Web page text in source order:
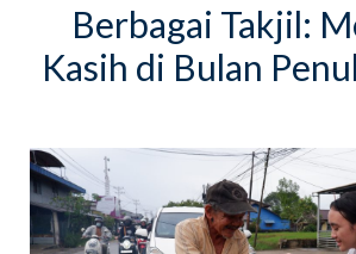
Berbagai Takjil:
Kasih di Bulan